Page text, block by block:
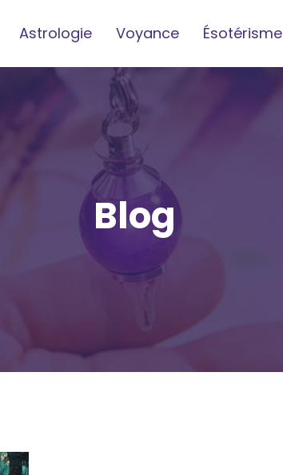
Astrologie Voyance Ésotérisme
Blog